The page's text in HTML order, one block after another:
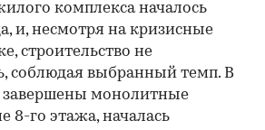
комплекса началось
и, несмотря на кризисные
строительство не
соблюдая выбранный темп. В
монолитные
8-го этажа, началась